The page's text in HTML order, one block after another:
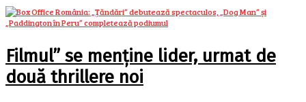
Filmul” se menține lider, urmat de
două thrillere noi